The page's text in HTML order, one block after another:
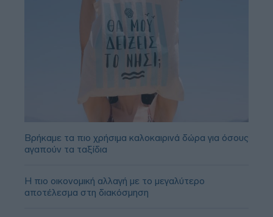
Βρήκαμε τα πιο χρήσιμα καλοκαιρινά δώρα για όσους
αγαπούν τα ταξίδια
Η πιο οικονομική αλλαγή με το μεγαλύτερο
αποτέλεσμα στη διακόσμηση